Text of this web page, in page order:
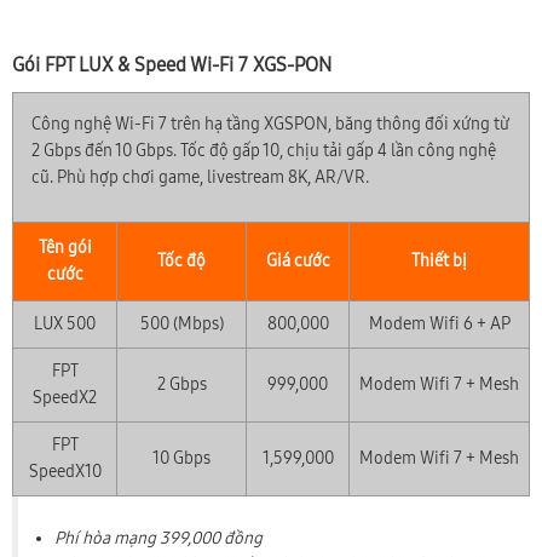
Gói FPT LUX & Speed Wi-Fi 7 XGS-PON
Công nghệ Wi-Fi 7 trên hạ tầng XGSPON, băng thông đối xứng từ
2 Gbps đến 10 Gbps. Tốc độ gấp 10, chịu tải gấp 4 lần công nghệ
cũ. Phù hợp chơi game, livestream 8K, AR/VR.
Tên gói
cước
Tốc độ Giá cước Thiết bị
LUX 500 500 (Mbps) 800,000 Modem Wifi 6 + AP
FPT
SpeedX2
2 Gbps 999,000 Modem Wifi 7 + Mesh
FPT
SpeedX10
10 Gbps 1,599,000 Modem Wifi 7 + Mesh
Phí hòa mạng 399,000 đồng